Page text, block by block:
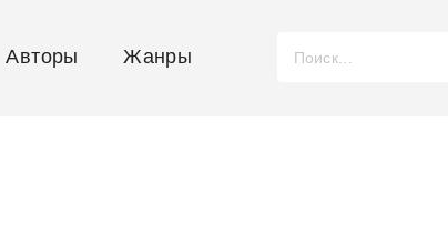
Авторы Жанры